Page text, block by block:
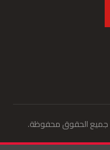
جميع الحقوق محفوظة.